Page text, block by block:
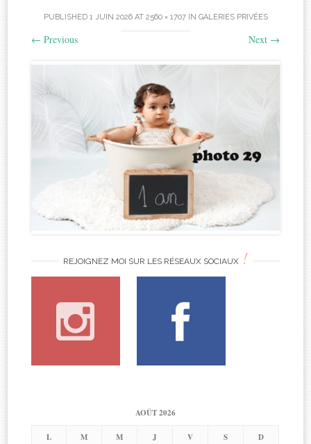
PUBLISHED 1 JUIN 2026AT 2560 × 1707IN GALERIES PRIVÉES
← Previous Next →
REJOIGNEZ MOI SUR LES RÉSEAUX SOCIAUX !
AOÛT 2026
L M M J V S D